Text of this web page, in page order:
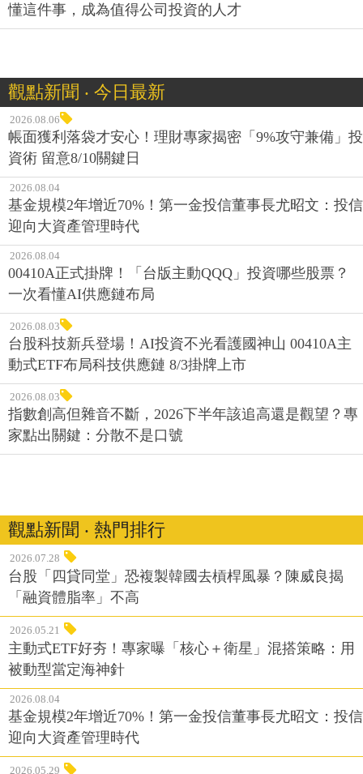
懂這件事，成為值得公司投資的人才
觀點新聞 ‧ 今日最新
2026.08.06
帳面獲利落袋才安心！理財專家揭密「9%攻守兼備」投
資術 留意8/10關鍵日
2026.08.04
基金規模2年增近70%！第一金投信董事長尤昭文：投信
迎向大資產管理時代
2026.08.04
00410A正式掛牌！「台版主動QQQ」投資哪些股票？
一次看懂AI供應鏈布局
2026.08.03
台股科技新兵登場！AI投資不光看護國神山 00410A主
動式ETF布局科技供應鏈 8/3掛牌上市
2026.08.03
指數創高但雜音不斷，2026下半年該追高還是觀望？專
家點出關鍵：分散不是口號
觀點新聞 ‧ 熱門排行
2026.07.28
台股「四貸同堂」恐複製韓國去槓桿風暴？陳威良揭
「融資體脂率」不高
2026.05.21
主動式ETF好夯！專家曝「核心＋衛星」混搭策略：用
被動型當定海神針
2026.08.04
基金規模2年增近70%！第一金投信董事長尤昭文：投信
迎向大資產管理時代
2026.05.29